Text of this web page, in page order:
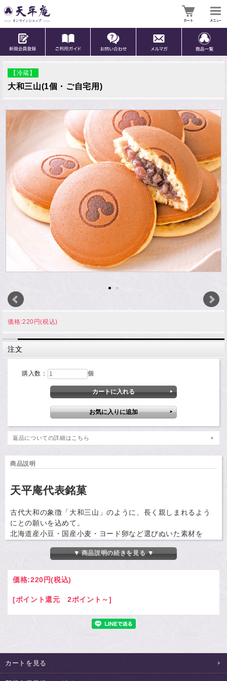
【冷蔵】
大和三山(1個・ご自宅用)
価格:220円(税込)
注文
購入数： 個
返品についての詳細はこちら
商品説明
天平庵代表銘菓
古代大和の象徴「大和三山」のように、長く親しまれるよう
にとの願いを込めて。
北海道産小豆・国産小麦・ヨード卵など選びぬいた素材を
を尽くしました。
できたてのふわふわした食感と、上品な甘みをぜひお楽しみ
※エコ活動の一環によるペーパーレス活動を推進しております。
その為、お手数ですが納品書をご希望のお客様はショッピングカー
018001
▼ 商品説明の続きを見る ▼
価格:220円(税込)
[ポイント還元 2ポイント～]
カートを見る